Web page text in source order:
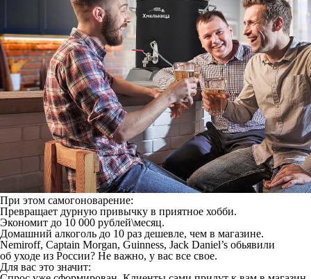
При этом самогоноварение:
Превращает дурную привычку в приятное хобби.
Экономит до 10 000 рублей\месяц.
Домашний алкоголь до 10 раз дешевле, чем в магазине.
Nemiroff, Captain Morgan, Guinness, Jack Daniel’s обьявили
об уходе из России? Не важно, у вас все свое.
Для вас это значит: